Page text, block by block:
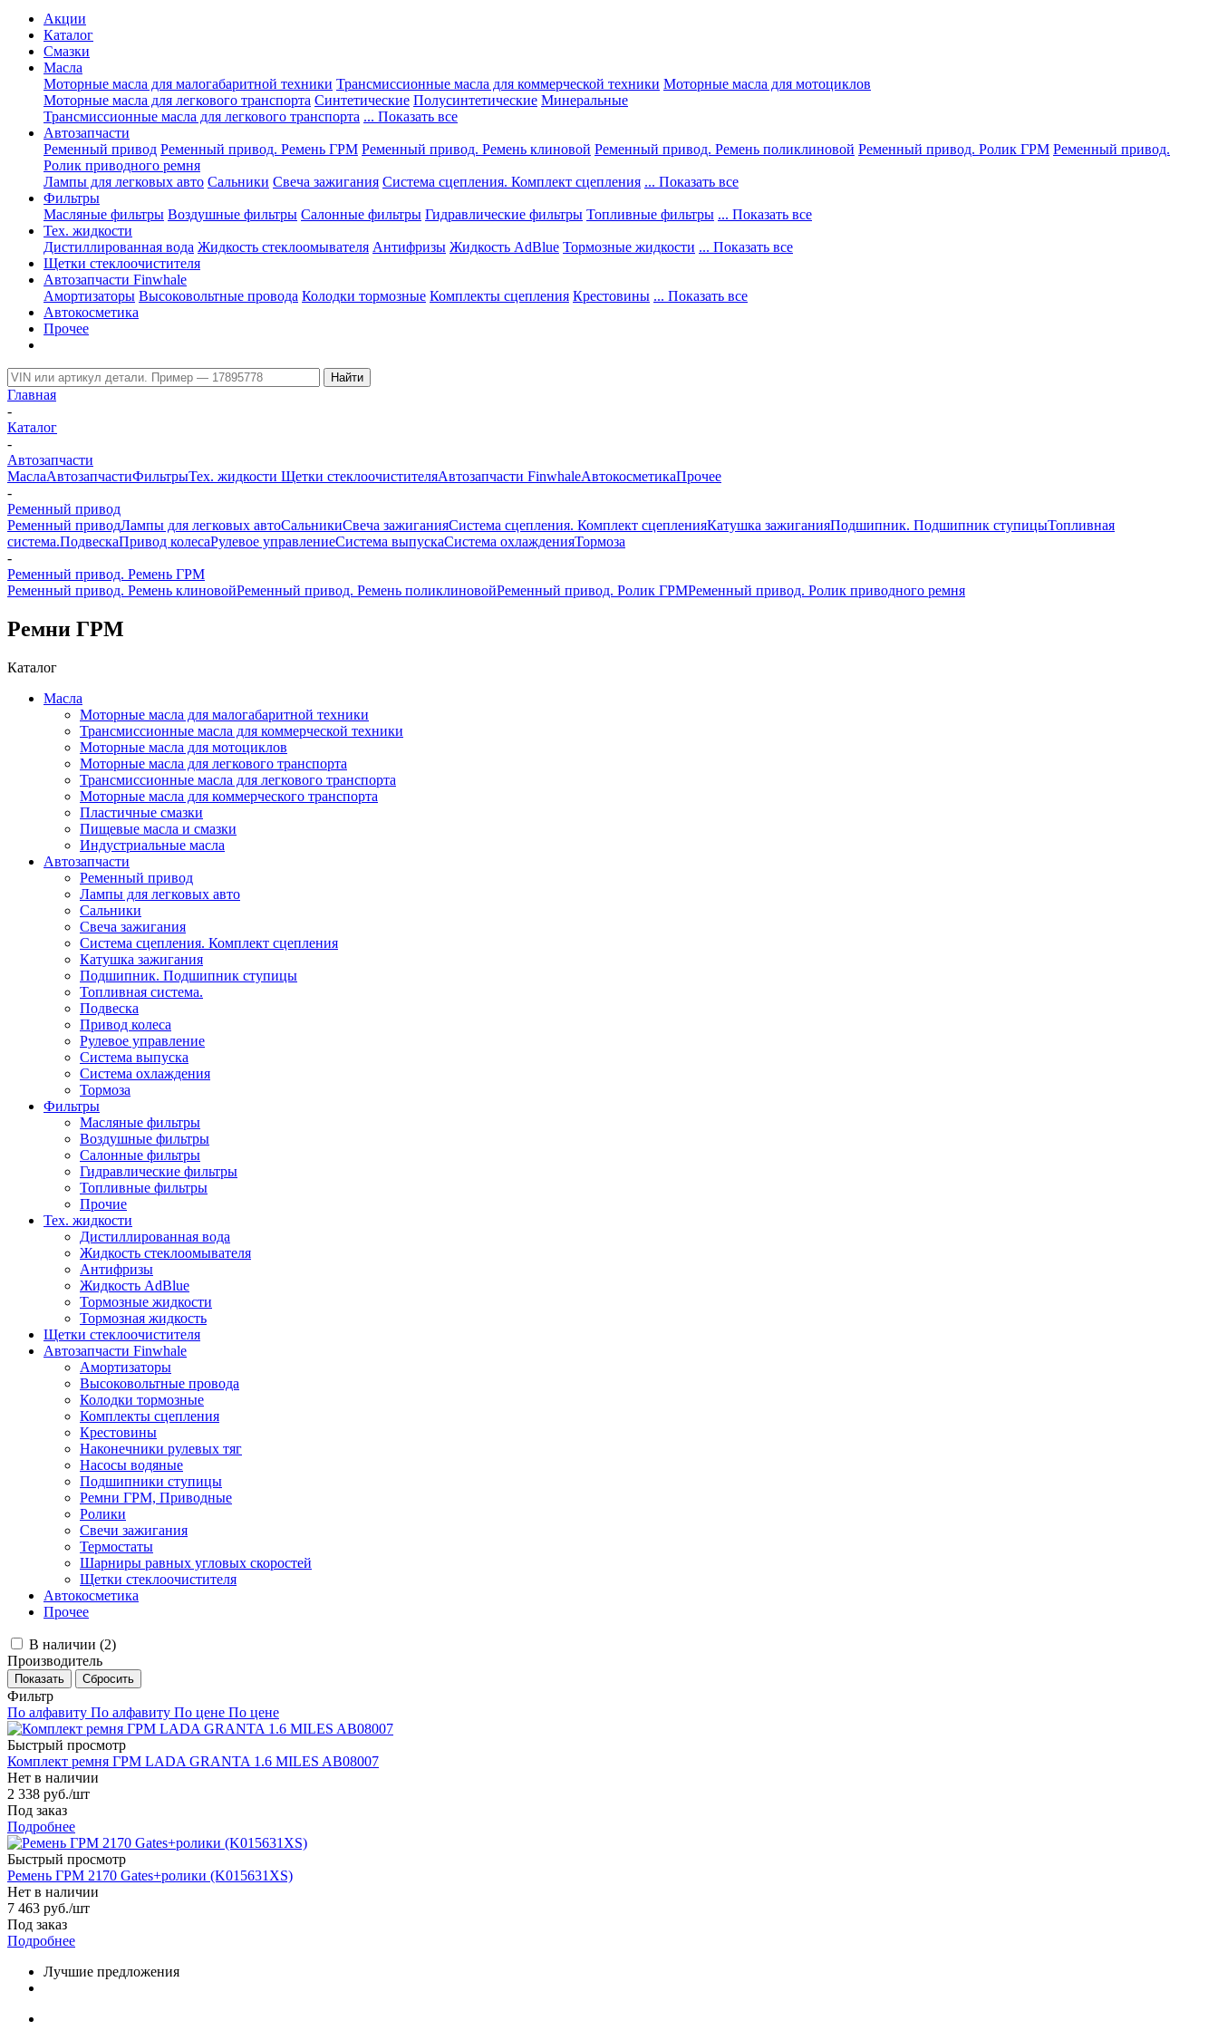
Акции
Каталог
Смазки
Масла
Моторные масла для малогабаритной техники Трансмиссионные масла для коммерческой техники Моторные масла для мотоциклов
Моторные масла для легкового транспорта Синтетические Полусинтетические Минеральные
Трансмиссионные масла для легкового транспорта ... Показать все
Автозапчасти
Ременный привод Ременный привод. Ремень ГРМ Ременный привод. Ремень клиновой Ременный привод. Ремень поликлиновой Ременный привод. Ролик ГРМ Ременный привод.
Ролик приводного ремня
Лампы для легковых авто Сальники Свеча зажигания Система сцепления. Комплект сцепления ... Показать все
Фильтры
Масляные фильтры Воздушные фильтры Салонные фильтры Гидравлические фильтры Топливные фильтры ... Показать все
Тех. жидкости
Дистиллированная вода Жидкость стеклоомывателя Антифризы Жидкость AdBlue Тормозные жидкости ... Показать все
Щетки стеклоочистителя
Автозапчасти Finwhale
Амортизаторы Высоковольтные провода Колодки тормозные Комплекты сцепления Крестовины ... Показать все
Автокосметика
Прочее
Главная
-
Каталог
-
Автозапчасти
МаслаАвтозапчастиФильтрыТех. жидкости Щетки стеклоочистителяАвтозапчасти FinwhaleАвтокосметикаПрочее
-
Ременный привод
Ременный приводЛампы для легковых автоСальникиСвеча зажиганияСистема сцепления. Комплект сцепленияКатушка зажиганияПодшипник. Подшипник ступицыТопливная
система.ПодвескаПривод колесаРулевое управлениеСистема выпускаСистема охлажденияТормоза
-
Ременный привод. Ремень ГРМ
Ременный привод. Ремень клиновойРеменный привод. Ремень поликлиновойРеменный привод. Ролик ГРМРеменный привод. Ролик приводного ремня
Ремни ГРМ
Каталог
Масла
Моторные масла для малогабаритной техники
Трансмиссионные масла для коммерческой техники
Моторные масла для мотоциклов
Моторные масла для легкового транспорта
Трансмиссионные масла для легкового транспорта
Моторные масла для коммерческого транспорта
Пластичные смазки
Пищевые масла и смазки
Индустриальные масла
Автозапчасти
Ременный привод
Лампы для легковых авто
Сальники
Свеча зажигания
Система сцепления. Комплект сцепления
Катушка зажигания
Подшипник. Подшипник ступицы
Топливная система.
Подвеска
Привод колеса
Рулевое управление
Система выпуска
Система охлаждения
Тормоза
Фильтры
Масляные фильтры
Воздушные фильтры
Салонные фильтры
Гидравлические фильтры
Топливные фильтры
Прочие
Тех. жидкости
Дистиллированная вода
Жидкость стеклоомывателя
Антифризы
Жидкость AdBlue
Тормозные жидкости
Тормозная жидкость
Щетки стеклоочистителя
Автозапчасти Finwhale
Амортизаторы
Высоковольтные провода
Колодки тормозные
Комплекты сцепления
Крестовины
Наконечники рулевых тяг
Насосы водяные
Подшипники ступицы
Ремни ГРМ, Приводные
Ролики
Свечи зажигания
Термостаты
Шарниры равных угловых скоростей
Щетки стеклоочистителя
Автокосметика
Прочее
В наличии (2)
Производитель
Фильтр
По алфавиту По алфавиту По цене По цене
Быстрый просмотр
Комплект ремня ГРМ LADA GRANTA 1.6 MILES AB08007
Нет в наличии
2 338 руб./шт
Под заказ
Подробнее
Быстрый просмотр
Ремень ГРМ 2170 Gates+ролики (K015631XS)
Нет в наличии
7 463 руб./шт
Под заказ
Подробнее
Лучшие предложения